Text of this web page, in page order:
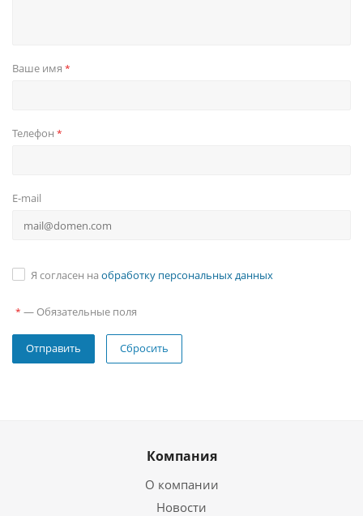
Ваше имя *
Телефон *
E-mail
Я согласен на обработку персональных данных
* — Обязательные поля
Сбросить
Компания
О компании
Новости